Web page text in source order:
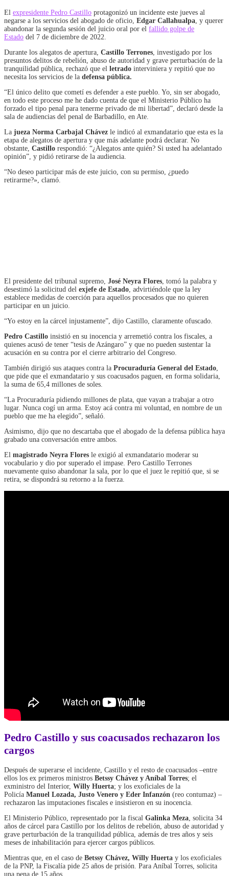
El expresidente Pedro Castillo protagonizó un incidente este jueves al
negarse a los servicios del abogado de oficio, Edgar Callahualpa , y querer
abandonar la segunda sesión del juicio oral por el fallido golpe de
Estado del 7 de diciembre de 2022.
Durante los alegatos de apertura, Castillo Terrones , investigado por los
presuntos delitos de rebelión, abuso de autoridad y grave perturbación de la
tranquilidad pública, rechazó que el letrado interviniera y repitió que no
necesita los servicios de la defensa pública.
“El único delito que cometí es defender a este pueblo. Yo, sin ser abogado,
en todo este proceso me he dado cuenta de que el Ministerio Público ha
forzado el tipo penal para tenerme privado de mi libertad”, declaró desde la
sala de audiencias del penal de Barbadillo, en Ate.
La jueza Norma Carbajal Chávez le indicó al exmandatario que esta es la
etapa de alegatos de apertura y que más adelante podrá declarar. No
obstante, Castillo respondió: “¿Alegatos ante quién? Si usted ha adelantado
opinión”, y pidió retirarse de la audiencia.
“No deseo participar más de este juicio, con su permiso, ¿puedo
retirarme?», clamó.
El presidente del tribunal supremo, José Neyra Flores , tomó la palabra y
desestimó la solicitud del exjefe de Estado , advirtiéndole que la ley
establece medidas de coerción para aquellos procesados que no quieren
participar en un juicio.
“Yo estoy en la cárcel injustamente”, dijo Castillo, claramente ofuscado.
Pedro Castillo insistió en su inocencia y arremetió contra los fiscales, a
quienes acusó de tener “tesis de Azángaro” y que no pueden sustentar la
acusación en su contra por el cierre arbitrario del Congreso.
También dirigió sus ataques contra la Procuraduría General del Estado
que pide que el exmandatario y sus coacusados paguen, en forma solidaria,
la suma de 65,4 millones de soles.
“La Procuraduría pidiendo millones de plata, que vayan a trabajar a otro
lugar. Nunca cogí un arma. Estoy acá contra mi voluntad, en nombre de un
pueblo que me ha elegido”, señaló.
Asimismo, dijo que no descartaba que el abogado de la defensa pública haya
grabado una conversación entre ambos.
El magistrado Neyra Flores le exigió al exmandatario moderar su
vocabulario y dio por superado el impase. Pero Castillo Terrones
nuevamente quiso abandonar la sala, por lo que el juez le repitió que, si se
retira, se dispondrá su retorno a la fuerza.
Pedro Castillo y sus coacusados rechazaron los
cargos
Después de superarse el incidente, Castillo y el resto de coacusados –entre
ellos los ex primeros ministros Betssy Chávez y Aníbal Torres; el
exministro del Interior, Willy Huerta; y los exoficiales de la
Policía Manuel Lozada, Justo Venero y Eder Infanzón (reo contumaz) –
rechazaron las imputaciones fiscales e insistieron en su inocencia.
El Ministerio Público, representado por la fiscal Galinka Meza , solicita 34
años de cárcel para Castillo por los delitos de rebelión, abuso de autoridad y
grave perturbación de la tranquilidad pública, además de tres años y seis
meses de inhabilitación para ejercer cargos públicos.
Mientras que, en el caso de Betssy Chávez, Willy Huerta y los exoficiales
de la PNP, la Fiscalía pide 25 años de prisión. Para Aníbal Torres, solicita
una pena de 15 años.